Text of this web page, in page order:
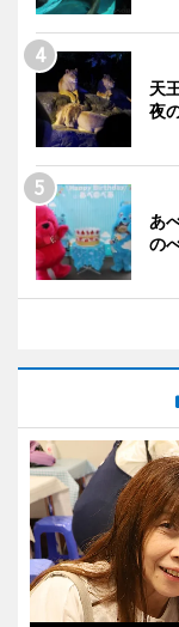
天
夜
あ
の